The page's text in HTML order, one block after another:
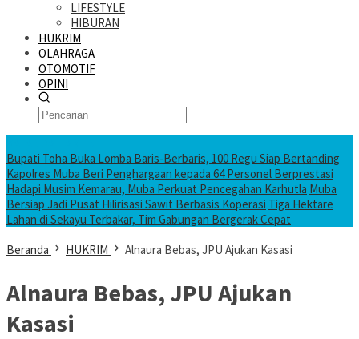
LIFESTYLE
HIBURAN
HUKRIM
OLAHRAGA
OTOMOTIF
OPINI
Bupati Toha Buka Lomba Baris-Berbaris, 100 Regu Siap Bertanding
Kapolres Muba Beri Penghargaan kepada 64 Personel Berprestasi
Hadapi Musim Kemarau, Muba Perkuat Pencegahan Karhutla Muba
Bersiap Jadi Pusat Hilirisasi Sawit Berbasis Koperasi Tiga Hektare
Lahan di Sekayu Terbakar, Tim Gabungan Bergerak Cepat
Beranda
HUKRIM Alnaura Bebas, JPU Ajukan Kasasi
Alnaura Bebas, JPU Ajukan
Kasasi